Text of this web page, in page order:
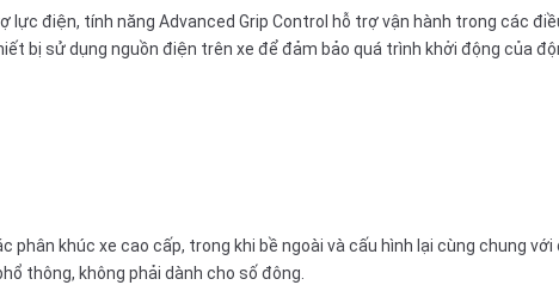
điện, tính năng Advanced Grip Control hỗ trợ vận hành trong các
bị sử dụng nguồn điện trên xe để đảm bảo quá trình khởi động của
khúc xe cao cấp, trong khi bề ngoài và cấu hình lại cùng chung với
thông, không phải dành cho số đông.